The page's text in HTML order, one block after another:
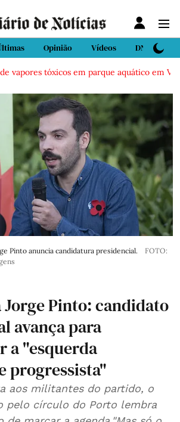
Opinião Vídeos DN Sport
tóxicos em parque aquático em Vieira
Pinto anuncia candidatura presidencial.
FOTO:
Pinto: candidato
avança para
a "esquerda
progressista"
aos militantes do partido, o
pelo círculo do Porto lembra